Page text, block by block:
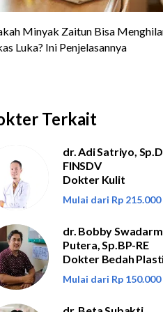
Terkait